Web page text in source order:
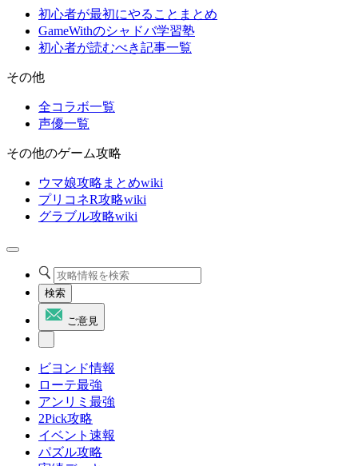
初心者が最初にやることまとめ
GameWithのシャドバ学習塾
初心者が読むべき記事一覧
その他
全コラボ一覧
声優一覧
その他のゲーム攻略
ウマ娘攻略まとめwiki
プリコネR攻略wiki
グラブル攻略wiki
検索
ご意見
ビヨンド情報
ローテ最強
アンリミ最強
2Pick攻略
イベント速報
パズル攻略